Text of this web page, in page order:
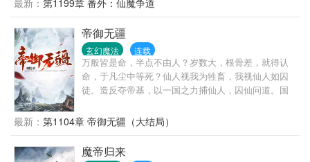
灭我大商……我就反控制三妖……看你们怎么封神，
灭我大商？天道圣人？呵呵……
免于在洪荒接连不断的大劫中化为灰灰，他只好发奋
图强，一边日夜苦修，参天悟道，恢复原有品阶，一
边发挥本体净化天赋，不断自残，折断枝干扦插大
地，化身无数，净化天地煞气、浊气、晦气等，成为
洪荒有德道人。直到某一天，他发现九天十地，到处
都是自己的分身。
最新： 第1199章 番外：仙魔争道
帝御无疆
玄幻魔法 连载
万般皆是命，半点不由人？岁数大，根骨差，就得认
命，于凡尘中等死？仙人视我为牲畜，我视仙人如囚
徒。造反夺帝基，以一国之力捕仙人，囚仙问道。国
改命。吾名洪战，帝御无疆。
最新： 第1104章 帝御无疆（大结局）
魔帝归来